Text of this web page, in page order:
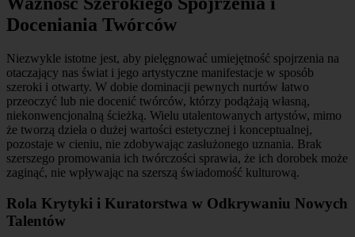
Doceniania Twórców
Niezwykle istotne jest, aby pielęgnować umiejętność spojrzenia na
otaczający nas świat i jego artystyczne manifestacje w sposób
szeroki i otwarty. W dobie dominacji pewnych nurtów łatwo
przeoczyć lub nie docenić twórców, którzy podążają własną,
niekonwencjonalną ścieżką. Wielu utalentowanych artystów, mimo
że tworzą dzieła o dużej wartości estetycznej i konceptualnej,
pozostaje w cieniu, nie zdobywając zasłużonego uznania. Brak
szerszego promowania ich twórczości sprawia, że ich dorobek może
zaginąć, nie wpływając na szerszą świadomość kulturową.
Rola Krytyki i Kuratorstwa w Odkrywaniu Nowych
Talentów